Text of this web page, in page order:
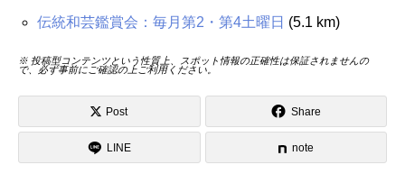
伝統和芸鑑賞会：毎月第2・第4土曜日 (5.1 km)
※ 投稿型コンテンツという性質上、スポット情報の正確性は保証されませんの
で、必ず事前にご確認の上ご利用ください。
Post Share
LINE note